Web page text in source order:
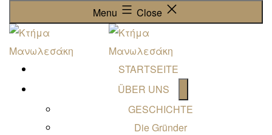
Menu Close
STARTSEITE
ÜBER UNS
menu
GESCHICHTE
Die Gründer